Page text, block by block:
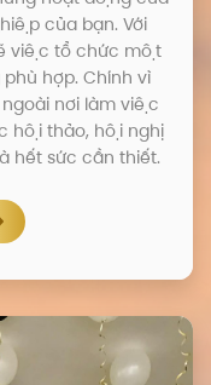
của bạn. Với
việc tổ chức một
hợp. Chính vì
nơi làm việc
hội thảo, hội nghị
hết sức cần thiết.